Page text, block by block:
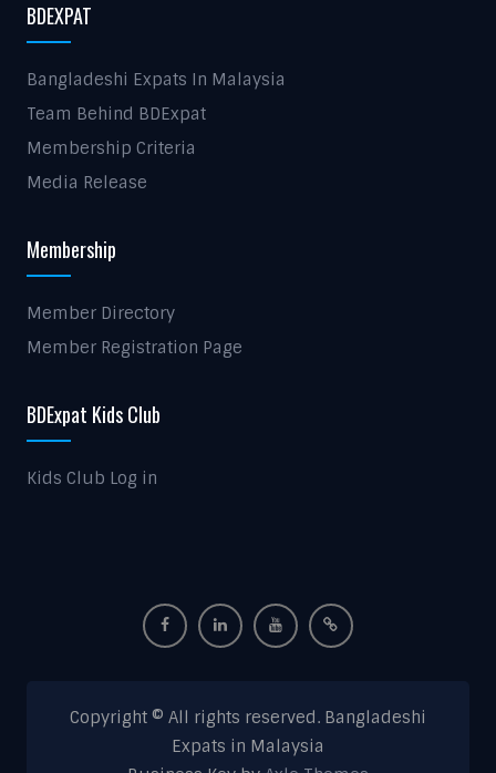
BDEXPAT
Bangladeshi Expats In Malaysia
Team Behind BDExpat
Membership Criteria
Media Release
Membership
Member Directory
Member Registration Page
BDExpat Kids Club
Kids Club Log in
Copyright © All rights reserved. Bangladeshi
Expats in Malaysia